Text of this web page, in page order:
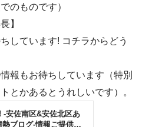
のものです）
】
しています! コチラからどう
報もお待ちしています（特別
とかあるとうれしいです）。